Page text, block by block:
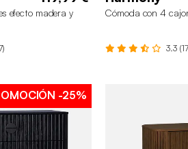
efecto madera y
Cómoda con 4
3.3
-25%